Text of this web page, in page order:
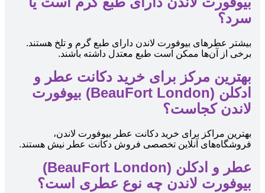
سرد؟
بیشتر عطرهای بیوفورت لاندن دارای طبع گرم و تلخ هستند.
برخی از آن‌ها ممکن است طبع معتدل داشته باشند.
بهترین مرکز برای خرید دکانت عطر و
ادکلن (BeauFort London) بیوفورت
لاندن کجاست؟
بهترین مراکز برای خرید دکانت عطر بیوفورت لاندن،
فروشگاه‌های آنلاین تخصصی فروش دکانت عطر نیش هستند.
عطر و ادکلن (BeauFort London)
بیوفورت لاندن چه نوع عطری است؟